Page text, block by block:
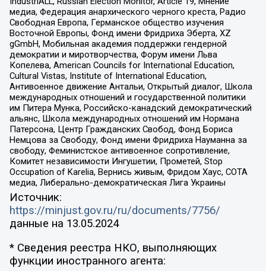
медиа, Федерация анархического черного креста, Радио
Свободная Европа, Германское общество изучения
Восточной Европы, Фонд имени Фридриха Эберта, XZ
gGmbH, Мобильная академия поддержки гендерной
демократии и миротворчества, Форум имени Льва
Копелева, American Councils for International Education,
Cultural Vistas, Institute of International Education,
Антивоенное движение Антальи, Открытый диалог, Школа
международных отношений и государственной политики
им Питера Мунка, Российско-канадский демократический
альянс, Школа международных отношений им Нормана
Патерсона, Центр Гражданских Свобод, Фонд Бориса
Немцова за Свободу, Фонд имени Фридриха Науманна за
свободу, Феминистское антивоенное сопротивление,
Комитет независимости Ингушетии, Прометей, Stop
Occupation of Karelia, Вернись живым, Фридом Хаус, СОТА
медиа, Либерально-демократическая Лига Украины
Источник:
https://minjust.gov.ru/ru/documents/7756/
данные на 13.05.2024
* Сведения реестра НКО, выполняющих
функции иностранного агента: